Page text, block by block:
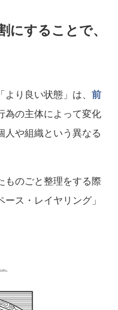
にすることで、
り良い状態」は、 前
為の主体によって変化
人や組織という異なる
のごと整理をする際
ス・レイヤリング」